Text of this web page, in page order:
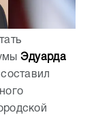
Эдуарда